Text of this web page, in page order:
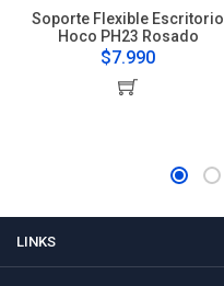
Soporte Flexible Escritorio
Hoco PH23 Rosado
$7.990
LINKS